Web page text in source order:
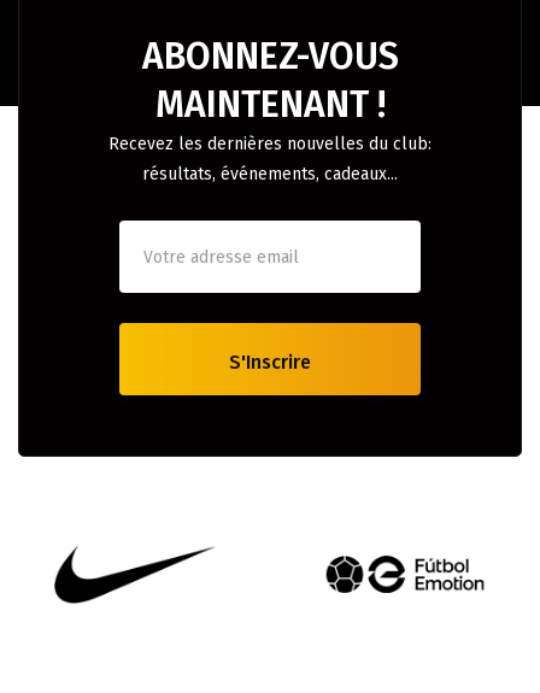
ABONNEZ-VOUS
MAINTENANT !
Recevez les dernières nouvelles du club:
résultats, événements, cadeaux...